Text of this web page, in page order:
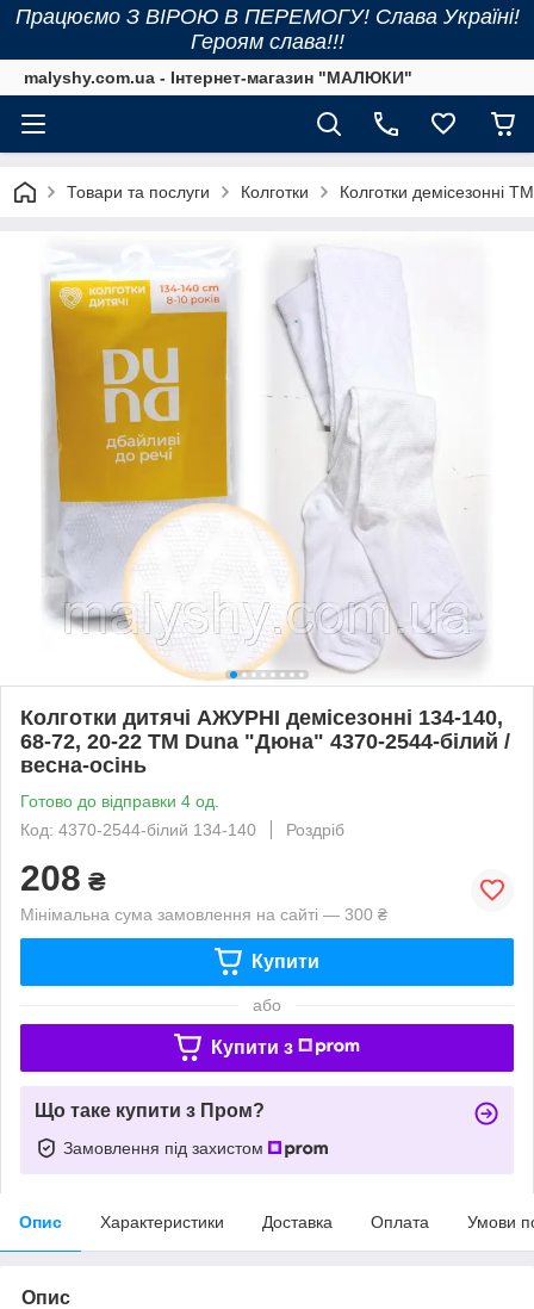
Працюємо З ВІРОЮ В ПЕРЕМОГУ! Слава Україні!
Героям слава!!!
malyshy.com.ua - Інтернет-магазин "МАЛЮКИ"
Товари та послуги Колготки Колготки демісезонні
Колготки дитячі АЖУРНІ демісезонні 134-140,
68-72, 20-22 ТМ Duna "Дюна" 4370-2544-білий /
весна-осінь
Готово до відправки 4 од.
Код: 4370-2544-білий 134-140
Роздріб
208 ₴
Мінімальна сума замовлення на сайті — 300 ₴
Купити
або
Купити з
Що таке купити з Пром?
Замовлення під захистом
Опис Характеристики Доставка Оплата Умови
Опис